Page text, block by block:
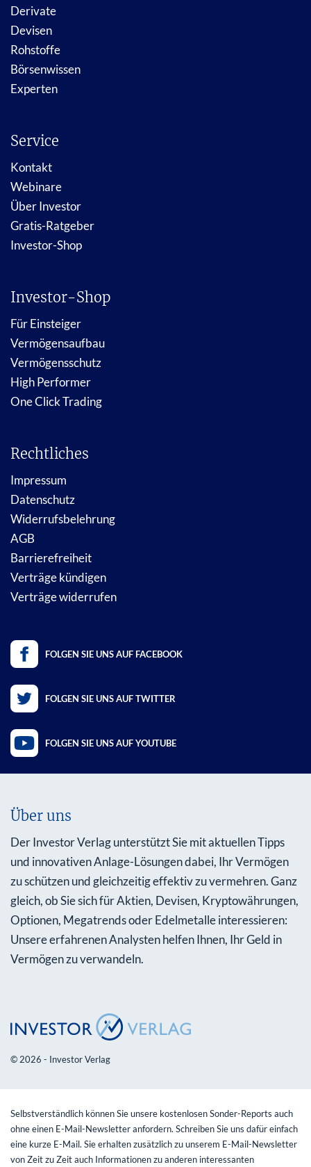
Derivate
Devisen
Rohstoffe
Börsenwissen
Experten
Service
Kontakt
Webinare
Über Investor
Gratis-Ratgeber
Investor-Shop
Investor-Shop
Für Einsteiger
Vermögensaufbau
Vermögensschutz
High Performer
One Click Trading
Rechtliches
Impressum
Datenschutz
Widerrufsbelehrung
AGB
Barrierefreiheit
Verträge kündigen
Verträge widerrufen
FOLGEN SIE UNS AUF FACEBOOK
FOLGEN SIE UNS AUF TWITTER
FOLGEN SIE UNS AUF YOUTUBE
Über uns
Der Investor Verlag unterstützt Sie mit aktuellen Tipps
und innovativen Anlage-Lösungen dabei, Ihr Vermögen
zu schützen und gleichzeitig effektiv zu vermehren. Ganz
gleich, ob Sie sich für Aktien, Devisen, Kryptowährungen,
Optionen, Megatrends oder Edelmetalle interessieren:
Unsere erfahrenen Analysten helfen Ihnen, Ihr Geld in
Vermögen zu verwandeln.
© 2026 - Investor Verlag
Selbstverständlich können Sie unsere kostenlosen Sonder-Reports auch
ohne einen E-Mail-Newsletter anfordern. Schreiben Sie uns dafür einfach
eine kurze E-Mail. Sie erhalten zusätzlich zu unserem E-Mail-Newsletter
von Zeit zu Zeit auch Informationen zu anderen interessanten